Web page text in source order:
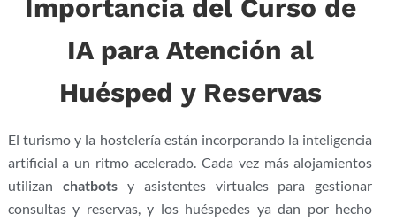
Importancia del Curso de
IA para Atención al
Huésped y Reservas
El turismo y la hostelería están incorporando la inteligencia
artificial a un ritmo acelerado. Cada vez más alojamientos
utilizan chatbotsy asistentes virtuales para gestionar
consultas y reservas, y los huéspedes ya dan por hecho